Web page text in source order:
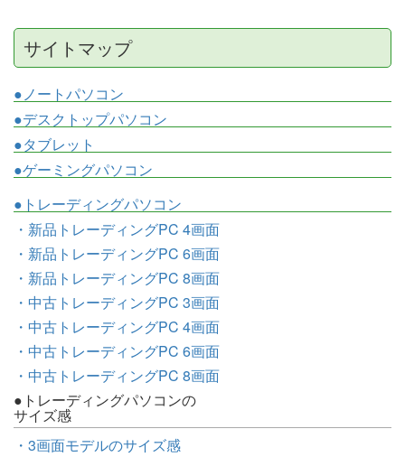
サイトマップ
●ノートパソコン
●デスクトップパソコン
●タブレット
●ゲーミングパソコン
●トレーディングパソコン
・新品トレーディングPC 4画面
・新品トレーディングPC 6画面
・新品トレーディングPC 8画面
・中古トレーディングPC 3画面
・中古トレーディングPC 4画面
・中古トレーディングPC 6画面
・中古トレーディングPC 8画面
●トレーディングパソコンの
サイズ感
・3画面モデルのサイズ感